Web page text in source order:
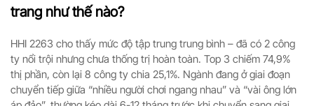
trang như thế nào?
HHI 2263 cho thấy mức độ tập trung trung bình – đã có 2 công
ty nổi trội nhưng chưa thống trị hoàn toàn. Top 3 chiếm 74,9%
thị phần, còn lại 8 công ty chia 25,1%. Ngành đang ở giai đoạn
chuyển tiếp giữa “nhiều người chơi ngang nhau” và “vài ông lớn